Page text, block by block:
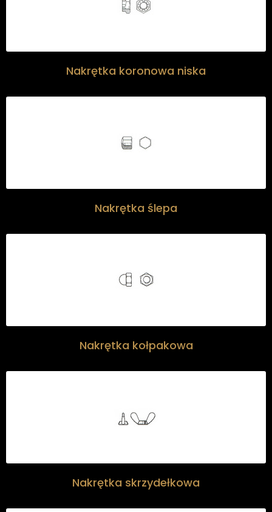
Nakrętka koronowa niska
Nakrętka ślepa
Nakrętka kołpakowa
Nakrętka skrzydełkowa